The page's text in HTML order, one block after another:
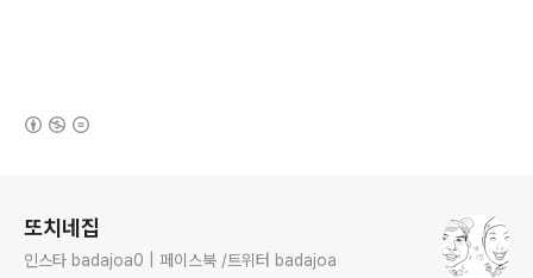
또치네집
인스타 badajoa0 | 페이스북 /트위터 badajoa